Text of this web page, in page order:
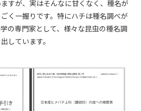
すが、実はそんなに甘くなく、種名が
く一握りです。特にハチは種名調べが
の専門家として、様々な昆虫の種名調
しています。